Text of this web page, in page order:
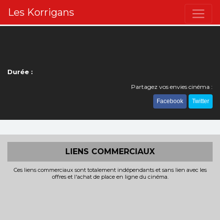
Les Korrigans
Durée :
Partagez vos envies cinéma :
Facebook Twitter
LIENS COMMERCIAUX
Ces liens commerciaux sont totalement indépendants et sans lien avec les
offres et l'achat de place en ligne du cinéma.